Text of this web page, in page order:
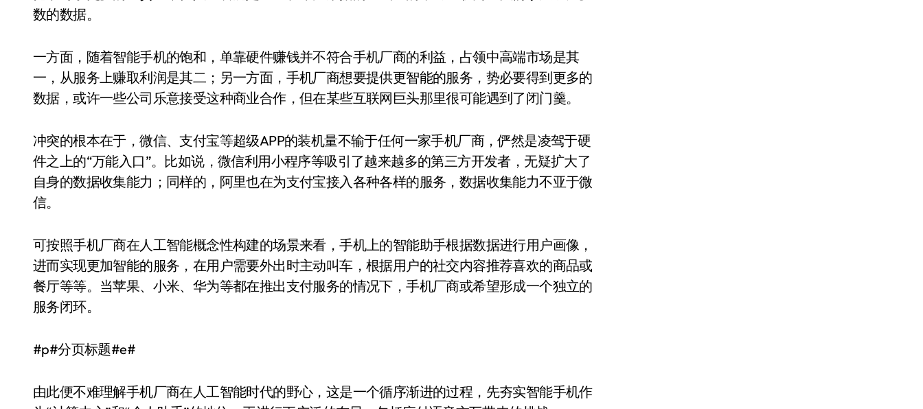
数的数据。
一方面，随着智能手机的饱和，单靠硬件赚钱并不符合手机厂商的利益，占领中高端市场是其
一，从服务上赚取利润是其二；另一方面，手机厂商想要提供更智能的服务，势必要得到更多的
数据，或许一些公司乐意接受这种商业合作，但在某些互联网巨头那里很可能遇到了闭门羹。
冲突的根本在于，微信、支付宝等超级APP的装机量不输于任何一家手机厂商，俨然是凌驾于硬
件之上的“万能入口”。比如说，微信利用小程序等吸引了越来越多的第三方开发者，无疑扩大了
自身的数据收集能力；同样的，阿里也在为支付宝接入各种各样的服务，数据收集能力不亚于微
信。
可按照手机厂商在人工智能概念性构建的场景来看，手机上的智能助手根据数据进行用户画像，
进而实现更加智能的服务，在用户需要外出时主动叫车，根据用户的社交内容推荐喜欢的商品或
餐厅等等。当苹果、小米、华为等都在推出支付服务的情况下，手机厂商或希望形成一个独立的
服务闭环。
#p#分页标题#e#
由此便不难理解手机厂商在人工智能时代的野心，这是一个循序渐进的过程，先夯实智能手机作